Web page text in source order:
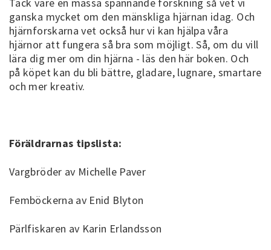
Tack vare en massa spännande forskning så vet vi
ganska mycket om den mänskliga hjärnan idag. Och
hjärnforskarna vet också hur vi kan hjälpa våra
hjärnor att fungera så bra som möjligt. Så, om du vill
lära dig mer om din hjärna - läs den här boken. Och
på köpet kan du bli bättre, gladare, lugnare, smartare
och mer kreativ.
Föräldrarnas tipslista:
Vargbröder av Michelle Paver
Femböckerna av Enid Blyton
Pärlfiskaren av Karin Erlandsson